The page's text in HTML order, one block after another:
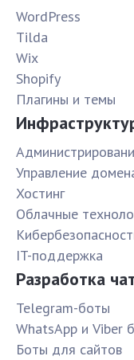
WordPress
Tilda
Wix
Shopify
Плагины и темы
Управление
Хостинг
Облачные
IT-поддержка
Разработка
Telegram-боты
WhatsApp и Viber
Боты для сайтов